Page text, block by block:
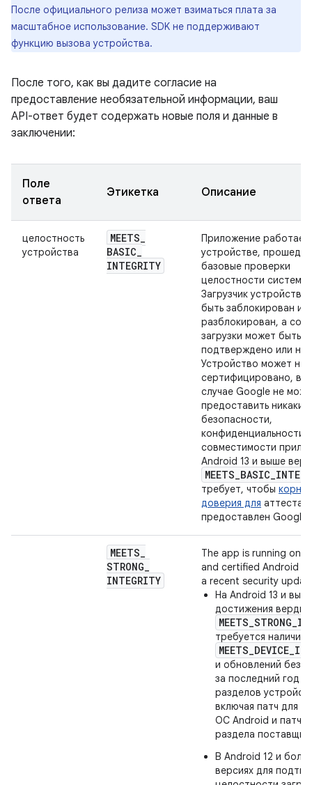
После официального релиза может взиматься плата за
масштабное использование. SDK не поддерживают
функцию вызова устройства.
После того, как вы дадите согласие на
предоставление необязательной информации, ваш
API-ответ будет содержать новые поля и данные в
заключении:
Поле
ответа
Этикетка Описание
целостность
устройства
MEETS_
BASIC_
INTEGRITY
Приложение работает
устройстве,
базовые проверки
целостности системы.
Загрузчик
быть заблокирован
разблокирован, а
загрузки может быть
подтверждено или
Устройство может не
сертифицировано, в
случае Google не
предоставить никаких
безопасности,
конфиденциальности
совместимости
Android 13 и выше
MEETS_BASIC_
требует, чтобы
доверия для
предоставлен Google.
MEETS_
STRONG_
INTEGRITY
The app is running on a
and certified Android
a recent security
На Android 13 и
достижения
требуется наличие
и обновлений
за последний год
разделов
включая патч для
ОС Android и патч
раздела
В Android 12 и
версиях для